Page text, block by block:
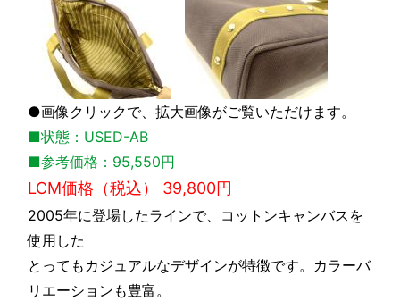
●画像クリックで、拡大画像がご覧いただけます。
■状態：USED-AB
■参考価格：95,550円
LCM価格（税込） 39,800円
2005年に登場したラインで、コットンキャンバスを
使用した
とってもカジュアルなデザインが特徴です。カラーバ
リエーションも豊富。